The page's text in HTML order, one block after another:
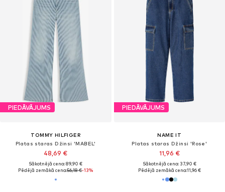
PIEDĀVĀJUMS
TOMMY HILFIGER
Platas staras Džinsi 'MABEL'
48,69 €
Sākotnējā cena: 89,90 €
Pēdējā zemākā cena:56,18 €-13%
PIEDĀVĀJUMS
NAME IT
Platas staras Džinsi 'Rose'
11,96 €
Sākotnējā cena: 37,90 €
Pēdējā zemākā cena:11,96 €